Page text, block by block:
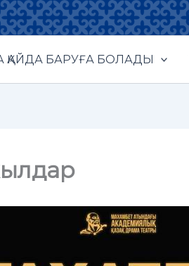
ҚАЙДА БАРУҒА БОЛАДЫ